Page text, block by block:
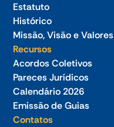
Estatuto
Histórico
Missão, Visão e Valores
Recursos
Acordos Coletivos
Pareces Jurídicos
Calendário 2026
Emissão de Guias
Contatos